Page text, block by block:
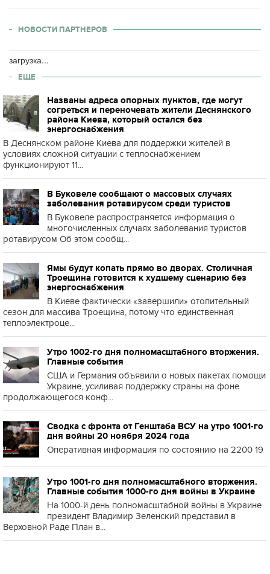
НОВОСТИ ПАРТНЕРОВ
загрузка...
ЕЩЕ
Названы адреса опорных пунктов, где могут
согреться и переночевать жители Деснянского
района Киева, который остался без
энергоснабжения
В Деснянском районе Киева для поддержки жителей в
условиях сложной ситуации с теплоснабжением
функционируют 11...
В Буковеле сообщают о массовых случаях
заболевания ротавирусом среди туристов
В Буковеле распространяется информация о
многочисленных случаях заболевания туристов
ротавирусом Об этом сообщ...
Ямы будут копать прямо во дворах. Столичная
Троещина готовится к худшему сценарию без
энергоснабжения
В Киеве фактически «завершили» отопительный
сезон для массива Троещина, потому что единственная
теплоэлектроце...
Утро 1002-го дня полномасштабного вторжения.
Главные события
США и Германия объявили о новых пакетах помощи
Украине, усиливая поддержку страны на фоне
продолжающегося конф...
Сводка с фронта от Генштаба ВСУ на утро 1001-го
дня войны 20 ноября 2024 года
Оперативная информация по состоянию на 2200 19
Утро 1001-го дня полномасштабного вторжения.
Главные события 1000-го дня войны в Украине
На 1000-й день полномасштабной войны в Украине
президент Владимир Зеленский представил в
Верховной Раде План в...